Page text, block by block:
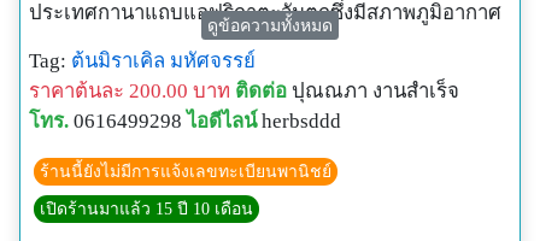
ประเทศกานาแถบแอฟริกาตะวันตกซึ่งมีสภาพภูมิอากาศ
คล้ายคลึงกับภาคใต้ของประเทศไทย ชื่อ "ไม้มหัศจรรย์"
ได้มาเพราะหลังจากกินผลสุกแก่ที่มีสีแดงเข้าไป แล้วกิน
ของมีรสเปรี้ยวตาม เช่น มะนาว มะยม ระกำ แทนที่จะ
เปรี้ยวตามธรรมชาติ รสชาติจะกลับกลายเป็นหวาน ด้วย
มิราเคิลมีสารมิราคูลิน ซึ่งเป็นโปรตีนที่จะส่งสัญญาณไป
ทำให้ต่อมรับรสเปรี้ยวไม่ทำงาน และให้ต่อมรับรสหวาน
ทำงาน ชาวไต้หวันเขาเรียกมิราเคิลว่า เสินมี่กั่ว เสิน แปล
ดูข้อความทั้งหมด
Tag: ต้นมิราเคิล มหัศจรรย์
ราคาต้นละ 200.00 บาท ติดต่อ ปุณณภา งานสำเร็จ
โทร. 0616499298 ไอดีไลน์ herbsddd
ร้านนี้ยังไม่มีการแจ้งเลขทะเบียนพานิชย์
เปิดร้านมาแล้ว 15 ปี 10 เดือน